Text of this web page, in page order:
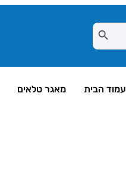
עמוד הבית מאגר טלאים